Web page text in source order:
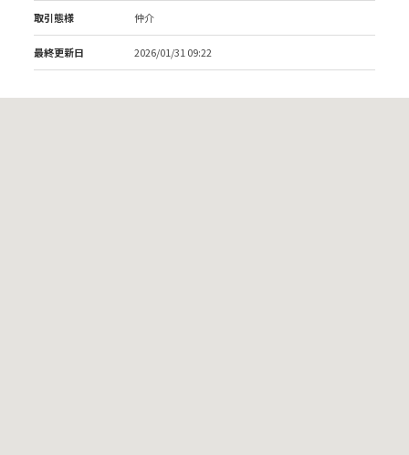
取引態様 仲介
最終更新日 2026/01/31 09:22